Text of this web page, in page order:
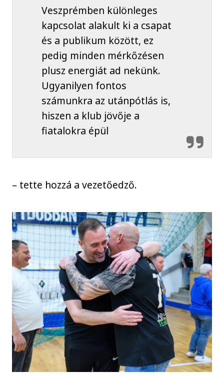
Veszprémben különleges
kapcsolat alakult ki a csapat
és a publikum között, ez
pedig minden mérkőzésen
plusz energiát ad nekünk.
Ugyanilyen fontos
számunkra az utánpótlás is,
hiszen a klub jövője a
fiatalokra épül
– tette hozzá a vezetőedző.